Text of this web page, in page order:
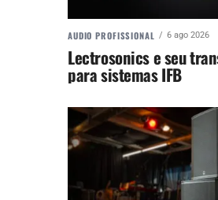
AUDIO PROFISSIONAL 6 ago 2026
Lectrosonics e seu
para sistemas IFB